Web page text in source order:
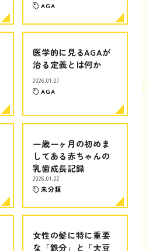
AGA
医学的に見るAGAが
治る定義とは何か
2026.01.27
AGA
一歳一ヶ月の初めま
してある赤ちゃんの
乳歯成長記録
2026.01.22
未分類
女性の髪に特に重要
な「鉄分」と「大豆